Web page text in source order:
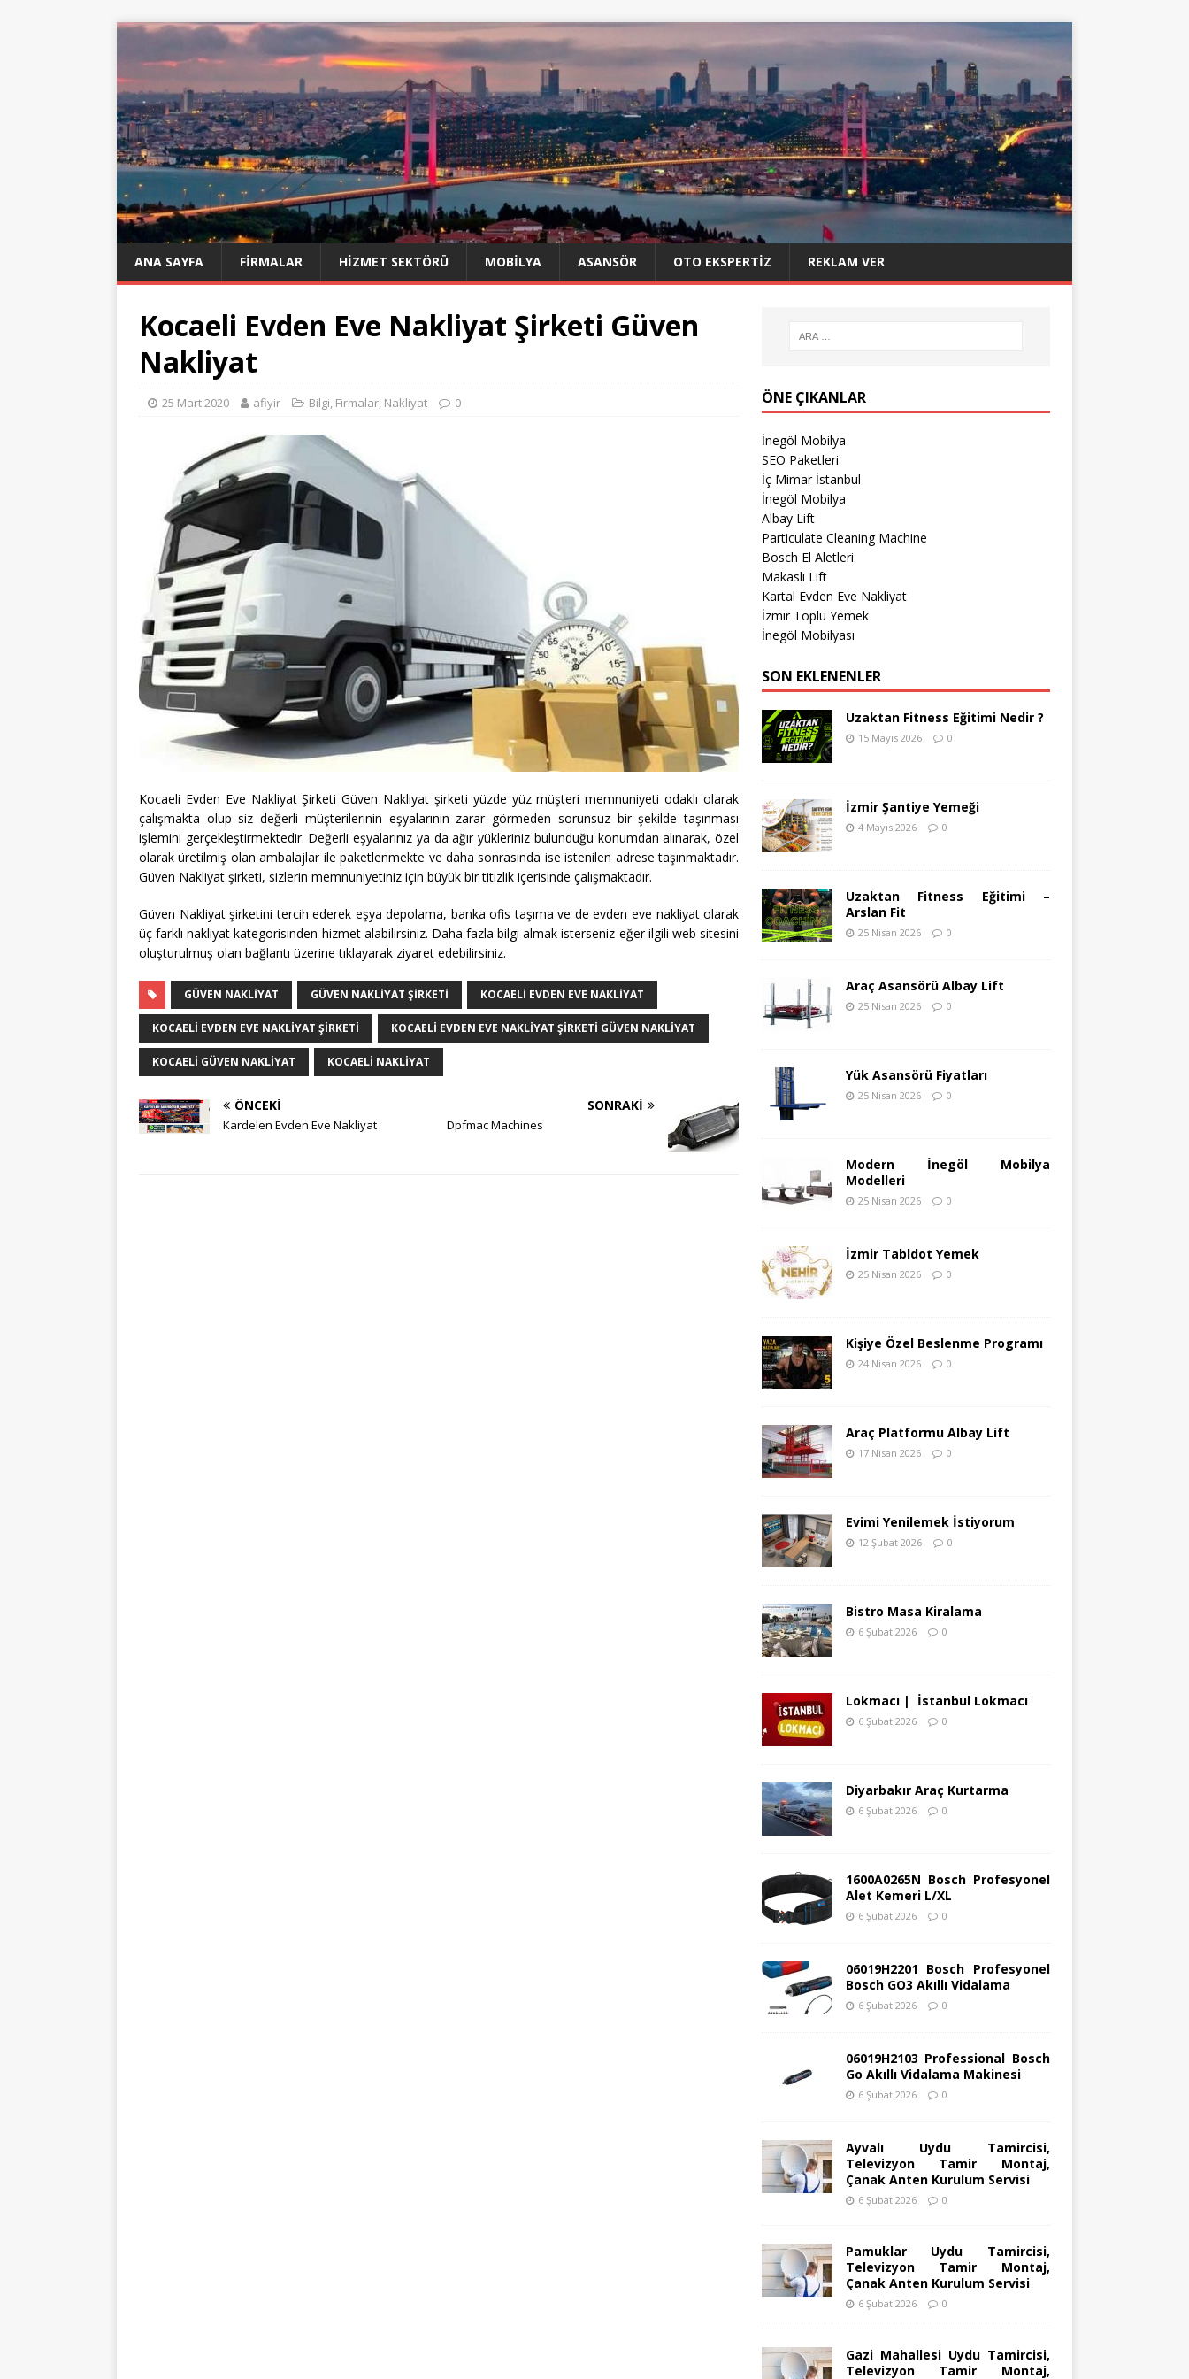
ANA SAYFA FIRMALAR HIZMET SEKTÖRÜ MOBILYA ASANSÖR OTO EKSPERTIZ REKLAM VER
Kocaeli Evden Eve Nakliyat Şirketi Güven
Nakliyat
25 Mart 2020 afiyir Bilgi, Firmalar, Nakliyat 0
Kocaeli Evden Eve Nakliyat Şirketi Güven Nakliyat şirketi yüzde yüz müşteri memnuniyeti odaklı olarak
çalışmakta olup siz değerli müşterilerinin eşyalarının zarar görmeden sorunsuz bir şekilde taşınması
işlemini gerçekleştirmektedir. Değerli eşyalarınız ya da ağır yükleriniz bulunduğu konumdan alınarak, özel
olarak üretilmiş olan ambalajlar ile paketlenmekte ve daha sonrasında ise istenilen adrese taşınmaktadır.
Güven Nakliyat şirketi, sizlerin memnuniyetiniz için büyük bir titizlik içerisinde çalışmaktadır.
Güven Nakliyat şirketini tercih ederek eşya depolama, banka ofis taşıma ve de evden eve nakliyat olarak
üç farklı nakliyat kategorisinden hizmet alabilirsiniz. Daha fazla bilgi almak isterseniz eğer ilgili web sitesini
oluşturulmuş olan bağlantı üzerine tıklayarak ziyaret edebilirsiniz.
GÜVEN NAKLIYAT GÜVEN NAKLIYAT ŞIRKETI KOCAELI EVDEN EVE NAKLIYAT
KOCAELI EVDEN EVE NAKLIYAT ŞIRKETI KOCAELI EVDEN EVE NAKLIYAT ŞIRKETI GÜVEN NAKLIYAT
KOCAELI GÜVEN NAKLIYAT KOCAELI NAKLIYAT
ÖNCEKI
Kardelen Evden Eve Nakliyat
SONRAKI
Dpfmac Machines
ÖNE ÇIKANLAR
İnegöl Mobilya
SEO Paketleri
İç Mimar İstanbul
İnegöl Mobilya
Albay Lift
Particulate Cleaning Machine
Bosch El Aletleri
Makaslı Lift
Kartal Evden Eve Nakliyat
İzmir Toplu Yemek
İnegöl Mobilyası
SON EKLENENLER
Uzaktan Fitness Eğitimi Nedir ?
15 Mayıs 2026 0
İzmir Şantiye Yemeği
4 Mayıs 2026 0
Uzaktan Fitness Eğitimi –
Arslan Fit
25 Nisan 2026 0
Araç Asansörü Albay Lift
25 Nisan 2026 0
Yük Asansörü Fiyatları
25 Nisan 2026 0
Modern İnegöl Mobilya
Modelleri
25 Nisan 2026 0
İzmir Tabldot Yemek
25 Nisan 2026 0
Kişiye Özel Beslenme Programı
24 Nisan 2026 0
Araç Platformu Albay Lift
17 Nisan 2026 0
Evimi Yenilemek İstiyorum
12 Şubat 2026 0
Bistro Masa Kiralama
6 Şubat 2026 0
Lokmacı | İstanbul Lokmacı
6 Şubat 2026 0
Diyarbakır Araç Kurtarma
6 Şubat 2026 0
1600A0265N Bosch Profesyonel
Alet Kemeri L/XL
6 Şubat 2026 0
06019H2201 Bosch Profesyonel
Bosch GO3 Akıllı Vidalama
6 Şubat 2026 0
06019H2103 Professional Bosch
Go Akıllı Vidalama Makinesi
6 Şubat 2026 0
Ayvalı Uydu Tamircisi,
Televizyon Tamir Montaj,
Çanak Anten Kurulum Servisi
6 Şubat 2026 0
Pamuklar Uydu Tamircisi,
Televizyon Tamir Montaj,
Çanak Anten Kurulum Servisi
6 Şubat 2026 0
Gazi Mahallesi Uydu Tamircisi,
Televizyon Tamir Montaj,